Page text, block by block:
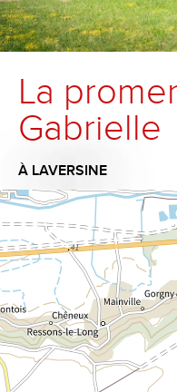
La
Gabrielle
À LAVERSINE